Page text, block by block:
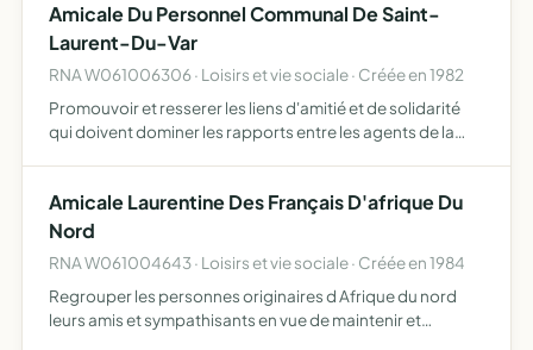
Amicale Du Personnel Communal De Saint-
Laurent-Du-Var
RNA W061006306 · Loisirs et vie sociale · Créée en 1982
Promouvoir et resserer les liens d'amitié et de solidarité
qui doivent dominer les rapports entre les agents de la
Amicale Laurentine Des Français D'afrique Du
Nord
RNA W061004643 · Loisirs et vie sociale · Créée en 1984
Regrouper les personnes originaires d Afrique du nord
leurs amis et sympathisants en vue de maintenir et